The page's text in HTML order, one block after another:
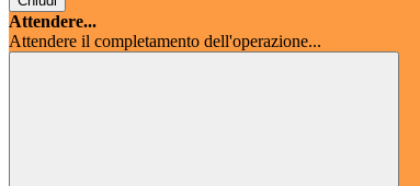
Attendere...
Attendere il completamento dell'operazione...